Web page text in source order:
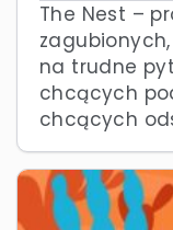
The Nest –
na trudne
chcących
chcących